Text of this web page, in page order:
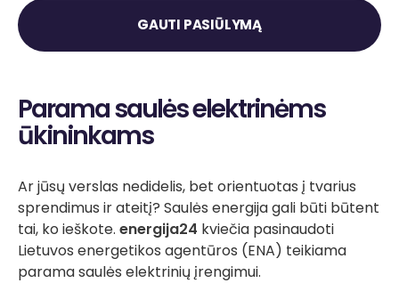
GAUTI PASIŪLYMĄ
Parama saulės elektrinėms
ūkininkams
Ar jūsų verslas nedidelis, bet orientuotas į tvarius
sprendimus ir ateitį? Saulės energija gali būti būtent
tai, ko ieškote. energija24 kviečia pasinaudoti
Lietuvos energetikos agentūros (ENA) teikiama
parama saulės elektrinių įrengimui.